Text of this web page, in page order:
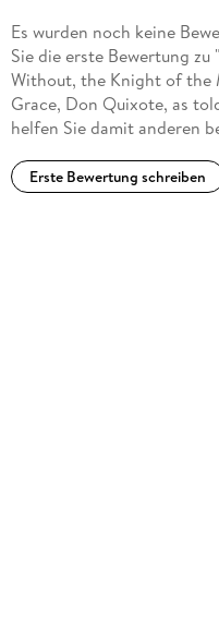
Es wurden noch keine
Sie die erste Bewertung
Without, the Knight of the
Grace, Don Quixote, as
helfen Sie damit anderen
Erste Bewertung schreiben